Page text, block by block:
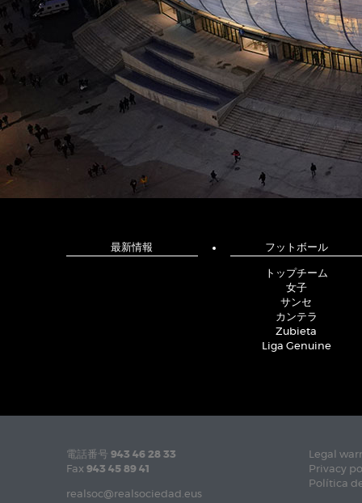
最新情報 フットボール
トップチーム
女子
サンセ
カンテラ
Zubieta
Liga Genuine
電話番号 943 46 28 33
Fax 943 45 89 41
realsoc@realsociedad.eus
Legal
Privacy
Política